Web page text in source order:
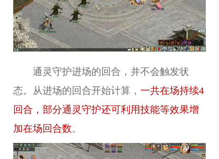
通灵守护进场的回合，并不会触发状
态。从进场的回合开始计算， 一共在场持续4
回合，部分通灵守护还可利用技能等效果增
加在场回合数。